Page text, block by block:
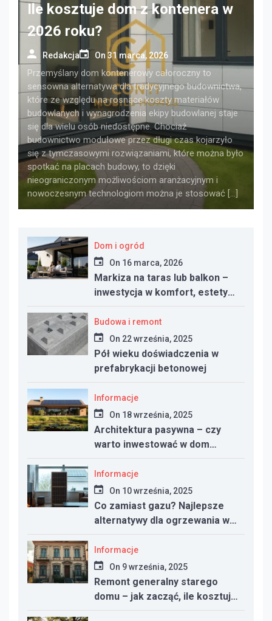
Ile kosztuje dom z kontenera w
2026 roku?
Redakcja On 31 marca, 2026
Przemyślany dom kontenerowy całoroczny to
sensowna alternatywa dla tradycyjnego budownictwa,
które ze względu na rosnące koszty materiałów
budowlanych i wynagrodzenia ekipy budowlanej staje
się dla wielu osób niedostępne. Chociaż
budownictwo modułowe przez długi czas kojarzyło
się z tymczasowymi rozwiązaniami, które można było
spotkać na placach budowy, to dzięki
nieograniczonym możliwościom aranżacyjnym i
nowoczesnym technologiom można je stosować […]
Dom i ogród
On 16 marca, 2026
Markiza na taras lub balkon –
inwestycja w komfort, estetykę
i funkcjonalność przestrzeni
Budowa i remont
On 22 września, 2025
Pół wieku doświadczenia w
prefabrykacji betonowej
Informacje
On 18 września, 2025
Architektura pasywna – czy
warto inwestować w dom
energooszczędny?
Informacje
On 10 września, 2025
Co zamiast gazu? Najlepsze
alternatywy dla ogrzewania w
nowym domu
Informacje
On 9 września, 2025
Remont generalny starego
domu – jak zacząć, ile kosztuje
i na co uważać